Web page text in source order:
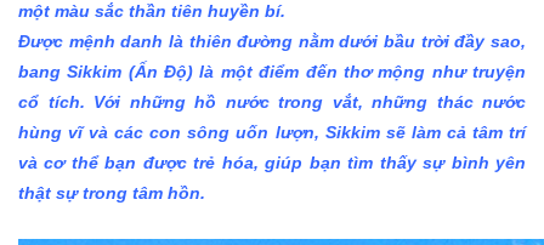
một màu sắc thần tiên huyền bí.
Được mệnh danh là thiên đường nằm dưới bầu trời đầy sao,
bang Sikkim (Ấn Độ) là một điểm đến thơ mộng như truyện
cổ tích. Với những hồ nước trong vắt, những thác nước
hùng vĩ và các con sông uốn lượn, Sikkim sẽ làm cả tâm trí
và cơ thể bạn được trẻ hóa, giúp bạn tìm thấy sự bình yên
thật sự trong tâm hồn.